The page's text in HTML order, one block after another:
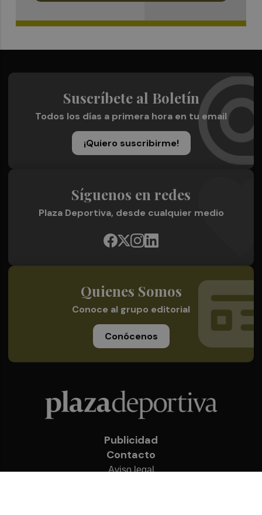
Suscríbete al Boletín
Todos los días a primera hora en tu email
¡Quiero suscribirme!
Síguenos en redes
Plaza Deportiva, desde cualquier medio
Quienes Somos
Conoce al grupo editorial
Conócenos
Publicidad
Contacto
Aviso legal